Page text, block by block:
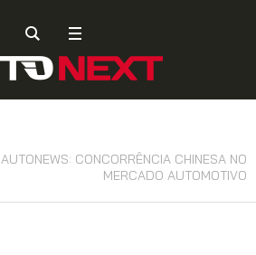
AUTONEWS: CONCORRÊNCIA CHINESA NO
MERCADO AUTOMOTIVO